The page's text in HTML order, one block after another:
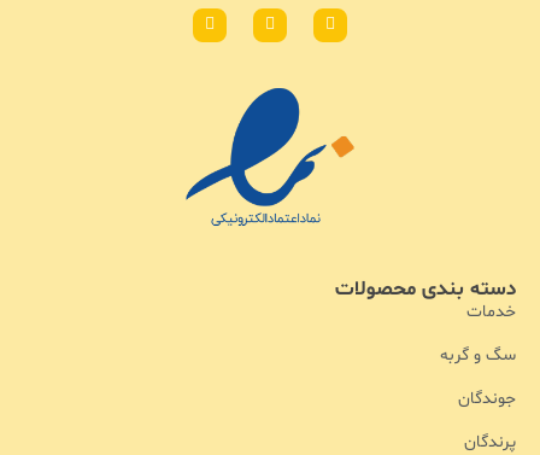
دسته بندی محصولات
خدمات
سگ و گربه
جوندگان
پرندگان